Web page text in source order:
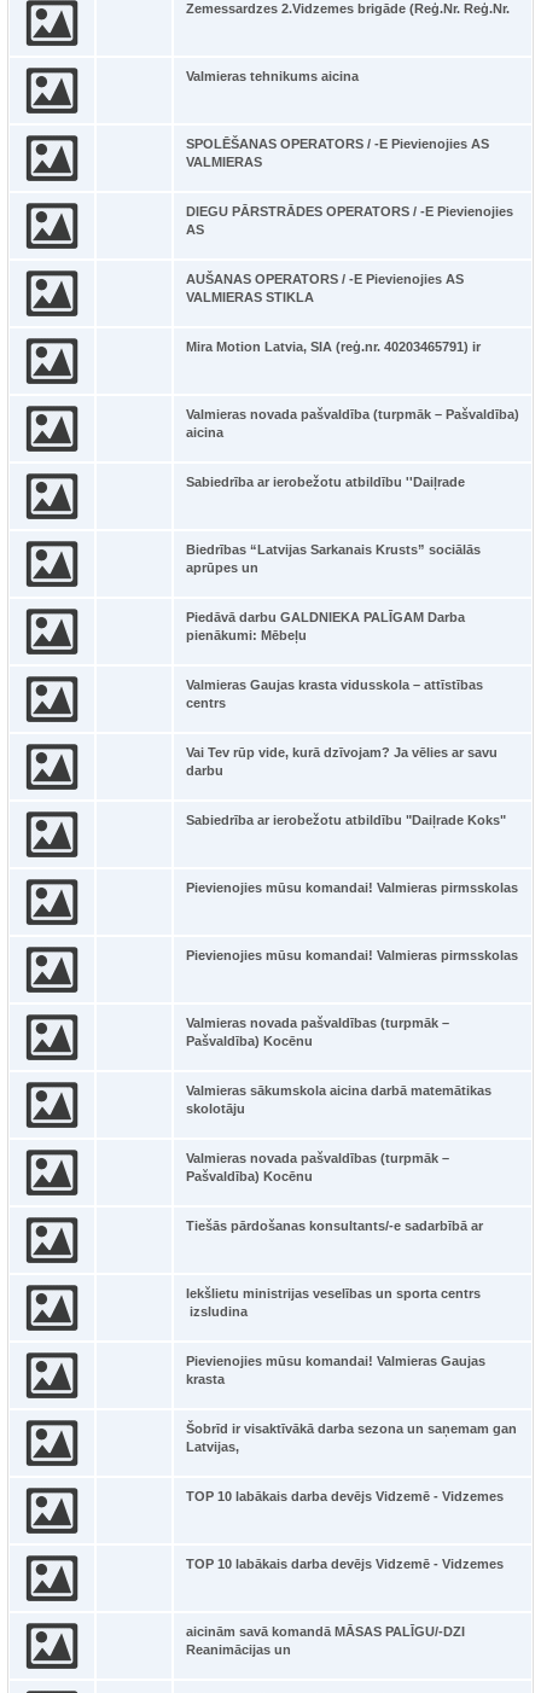
Zemessardzes 2.Vidzemes brigāde (Reģ.Nr. Reģ.Nr.
Valmieras tehnikums aicina
SPOLĒŠANAS OPERATORS / -E Pievienojies AS
VALMIERAS
DIEGU PĀRSTRĀDES OPERATORS / -E Pievienojies
AS
AUŠANAS OPERATORS / -E Pievienojies AS
VALMIERAS STIKLA
Mira Motion Latvia, SIA (reģ.nr. 40203465791) ir
Valmieras novada pašvaldība (turpmāk – Pašvaldība)
aicina
Sabiedrība ar ierobežotu atbildību ''Daiļrade
Biedrības “Latvijas Sarkanais Krusts” sociālās
aprūpes un
Piedāvā darbu GALDNIEKA PALĪGAM Darba
pienākumi: Mēbeļu
Valmieras Gaujas krasta vidusskola – attīstības
centrs
Vai Tev rūp vide, kurā dzīvojam? Ja vēlies ar savu
darbu
Sabiedrība ar ierobežotu atbildību "Daiļrade Koks"
Pievienojies mūsu komandai! Valmieras pirmsskolas
Pievienojies mūsu komandai! Valmieras pirmsskolas
Valmieras novada pašvaldības (turpmāk –
Pašvaldība) Kocēnu
Valmieras sākumskola aicina darbā matemātikas
skolotāju
Valmieras novada pašvaldības (turpmāk –
Pašvaldība) Kocēnu
Tiešās pārdošanas konsultants/-e sadarbībā ar
Iekšlietu ministrijas veselības un sporta centrs
izsludina
Pievienojies mūsu komandai! Valmieras Gaujas
krasta
Šobrīd ir visaktīvākā darba sezona un saņemam gan
Latvijas,
TOP 10 labākais darba devējs Vidzemē - Vidzemes
TOP 10 labākais darba devējs Vidzemē - Vidzemes
aicinām savā komandā MĀSAS PALĪGU/-DZI
Reanimācijas un